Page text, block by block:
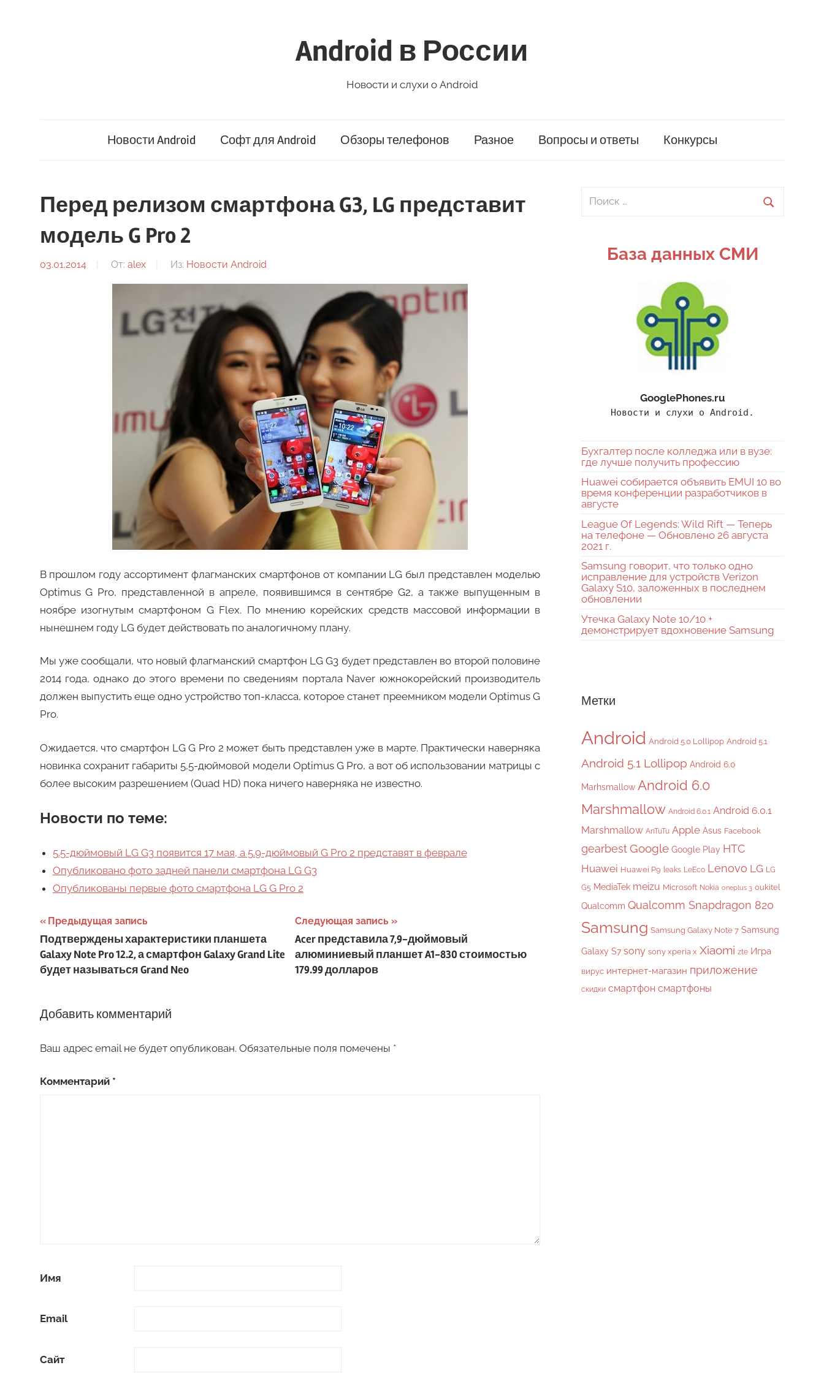
Android в России
Новости и слухи о Android
Новости Android Софт для Android Обзоры телефонов Разное Вопросы и ответы Конкурсы
Перед релизом смартфона G3, LG представит
модель G Pro 2
03.01.2014 От: alex Из: Новости Android
В прошлом году ассортимент флагманских смартфонов от компании LG был представлен моделью
Optimus G Pro, представленной в апреле, появившимся в сентябре G2, а также выпущенным в
ноябре изогнутым смартфоном G Flex. По мнению корейских средств массовой информации в
нынешнем году LG будет действовать по аналогичному плану.
Мы уже сообщали, что новый флагманский смартфон LG G3 будет представлен во второй половине
2014 года, однако до этого времени по сведениям портала Naver южнокорейский производитель
должен выпустить еще одно устройство топ-класса, которое станет преемником модели Optimus G
Pro.
Ожидается, что смартфон LG G Pro 2 может быть представлен уже в марте. Практически наверняка
новинка сохранит габариты 5,5-дюймовой модели Optimus G Pro, а вот об использовании матрицы с
более высоким разрешением (Quad HD) пока ничего наверняка не известно.
Новости по теме:
5.5-дюймовый LG G3 появится 17 мая, а 5.9-дюймовый G Pro 2 представят в феврале
Опубликовано фото задней панели смартфона LG G3
Опубликованы первые фото смартфона LG G Pro 2
Навигация
по
записям
Предыдущая запись
Подтверждены характеристики планшета
Galaxy Note Pro 12.2, а смартфон Galaxy Grand Lite
будет называться Grand Neo
Следующая запись
Acer представила 7,9-дюймовый
алюминиевый планшет A1-830 стоимостью
179.99 долларов
Добавить комментарий
Ваш адрес email не будет опубликован. Обязательные поля помечены *
Комментарий *
Имя
Email
Сайт
Поиск
База данных СМИ
GooglePhones.ru
Новости и слухи о Android.
Бухгалтер после колледжа или в вузе:
где лучше получить профессию
Huawei собирается объявить EMUI 10 во
время конференции разработчиков в
августе
League Of Legends: Wild Rift — Теперь
на телефоне — Обновлено 26 августа
2021 г.
Samsung говорит, что только одно
исправление для устройств Verizon
Galaxy S10, заложенных в последнем
обновлении
Утечка Galaxy Note 10/10 +
демонстрирует вдохновение Samsung
Метки
Android Android 5.0 Lollipop Android 5.1
Android 5.1 Lollipop Android 6.0
Marhsmallow Android 6.0
Marshmallow Android 6.0.1 Android 6.0.1
Marshmallow AnTuTu Apple Asus Facebook
gearbestGoogle Google Play HTC
Huawei Huawei P9 leaks LeEco Lenovo LG LG
G5 MediaTek meizu Microsoft Nokia oneplus 3 oukitel
Qualcomm Qualcomm Snapdragon 820
Samsung Samsung Galaxy Note 7 Samsung
Galaxy S7 sony sony xperia x Xiaomi zte Игра
вирус интернет-магазин приложение
скидки смартфон смартфоны